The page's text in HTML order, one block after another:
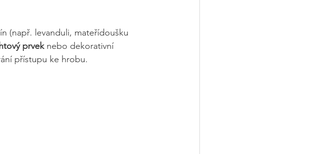
(např. levanduli, mateřídoušku
prvek nebo dekorativní
přístupu ke hrobu.